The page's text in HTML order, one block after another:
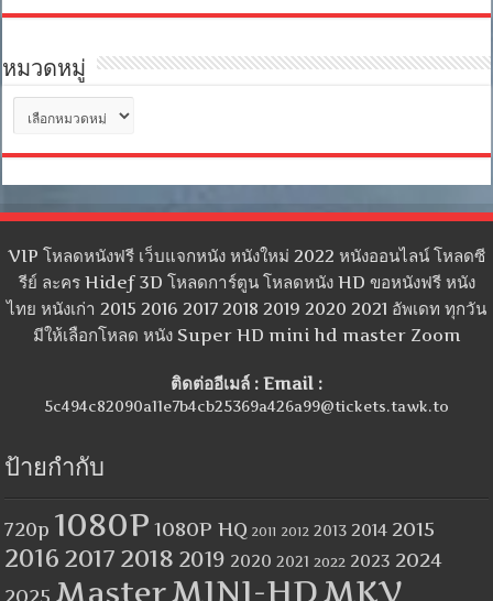
หมวดหมู่
หมู่
VIP โหลดหนังฟรี เว็บแจกหนัง หนังใหม่ 2022 หนังออนไลน์ โหลดซี
รีย์ ละคร Hidef 3D โหลดการ์ตูน โหลดหนัง HD ขอหนังฟรี หนัง
ไทย หนังเก่า 2015 2016 2017 2018 2019 2020 2021 อัพเดท ทุกวัน
มีให้เลือกโหลด หนัง Super HD mini hd master Zoom
ติดต่ออีเมล์ : Email :
5c494c82090a11e7b4cb25369a426a99@tickets.tawk.to
ป้ายกำกับ
720p 1080P 1080P HQ 2011 2012 2013 2014 2015
2016 2017 2018 2019 2020 2021 2022 2023 2024
2025 MasterMINI-HDMKV